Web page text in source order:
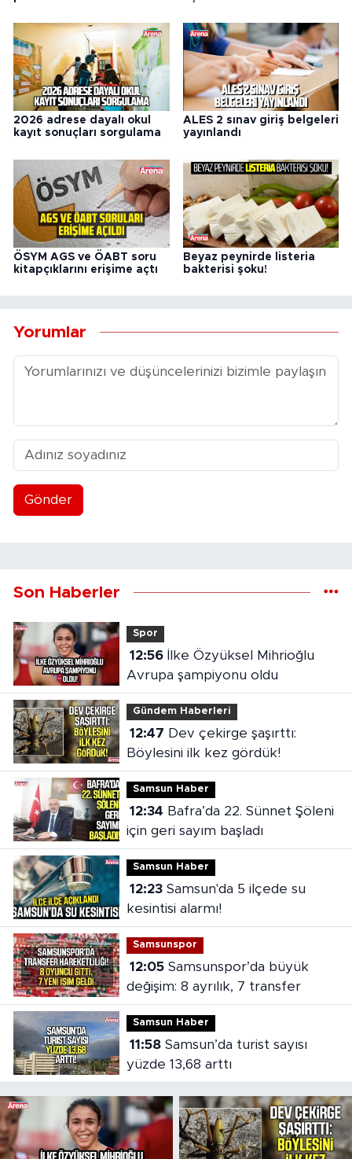
2026 adrese dayalı okul
kayıt sonuçları sorgulama
ALES 2 sınav giriş belgeleri
yayınlandı
ÖSYM AGS ve ÖABT soru
kitapçıklarını erişime açtı
Beyaz peynirde listeria
bakterisi şoku!
Yorumlar
Gönder
Son Haberler
Spor
12:56İlke Özyüksel Mihrioğlu
Avrupa şampiyonu oldu
Gündem Haberleri
12:47
Böylesini ilk kez gördük!
Samsun Haber
12:34
için geri sayım başladı
Samsun Haber
12:23Samsun'da 5 ilçede su
kesintisi alarmı!
Samsunspor
12:05Samsunspor’da büyük
değişim: 8 ayrılık, 7 transfer
Samsun Haber
11:58Samsun’da turist sayısı
yüzde 13,68 arttı